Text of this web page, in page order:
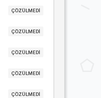
ÇÖZÜLMEDİ
ÇÖZÜLMEDİ
ÇÖZÜLMEDİ
ÇÖZÜLMEDİ
ÇÖZÜLMEDİ